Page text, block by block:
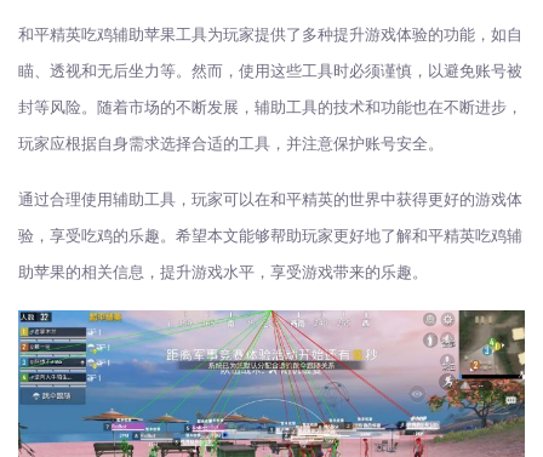
和平精英吃鸡辅助苹果工具为玩家提供了多种提升游戏体验的功能，如自
瞄、透视和无后坐力等。然而，使用这些工具时必须谨慎，以避免账号被
封等风险。随着市场的不断发展，辅助工具的技术和功能也在不断进步，
玩家应根据自身需求选择合适的工具，并注意保护账号安全。
通过合理使用辅助工具，玩家可以在和平精英的世界中获得更好的游戏体
验，享受吃鸡的乐趣。希望本文能够帮助玩家更好地了解和平精英吃鸡辅
助苹果的相关信息，提升游戏水平，享受游戏带来的乐趣。